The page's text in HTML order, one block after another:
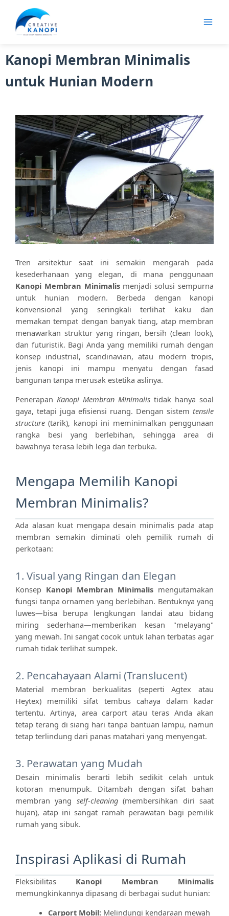
konten
Kanopi Membran Minimalis
untuk Hunian Modern
Tren arsitektur saat ini semakin mengarah pada
kesederhanaan yang elegan, di mana penggunaan
Kanopi Membran Minimalismenjadi solusi sempurna
untuk hunian modern. Berbeda dengan kanopi
konvensional yang seringkali terlihat kaku dan
memakan tempat dengan banyak tiang, atap membran
menawarkan struktur yang ringan, bersih (clean look),
dan futuristik. Bagi Anda yang memiliki rumah dengan
konsep industrial, scandinavian, atau modern tropis,
jenis kanopi ini mampu menyatu dengan fasad
bangunan tanpa merusak estetika aslinya.
Penerapan Kanopi Membran Minimalis tidak hanya soal
gaya, tetapi juga efisiensi ruang. Dengan sistem tensile
structure (tarik), kanopi ini meminimalkan penggunaan
rangka besi yang berlebihan, sehingga area di
bawahnya terasa lebih lega dan terbuka.
Mengapa Memilih Kanopi
Membran Minimalis?
Ada alasan kuat mengapa desain minimalis pada atap
membran semakin diminati oleh pemilik rumah di
perkotaan:
1. Visual yang Ringan dan Elegan
Konsep Kanopi Membran Minimalis mengutamakan
fungsi tanpa ornamen yang berlebihan. Bentuknya yang
luwes—bisa berupa lengkungan landai atau bidang
miring sederhana—memberikan kesan "melayang"
yang mewah. Ini sangat cocok untuk lahan terbatas agar
rumah tidak terlihat sumpek.
2. Pencahayaan Alami (Translucent)
Material membran berkualitas (seperti Agtex atau
Heytex) memiliki sifat tembus cahaya dalam kadar
tertentu. Artinya, area carport atau teras Anda akan
tetap terang di siang hari tanpa bantuan lampu, namun
tetap terlindung dari panas matahari yang menyengat.
3. Perawatan yang Mudah
Desain minimalis berarti lebih sedikit celah untuk
kotoran menumpuk. Ditambah dengan sifat bahan
membran yang self-cleaning(membersihkan diri saat
hujan), atap ini sangat ramah perawatan bagi pemilik
rumah yang sibuk.
Inspirasi Aplikasi di Rumah
Fleksibilitas Kanopi Membran Minimalis
memungkinkannya dipasang di berbagai sudut hunian:
Carport Mobil:Melindungi kendaraan mewah